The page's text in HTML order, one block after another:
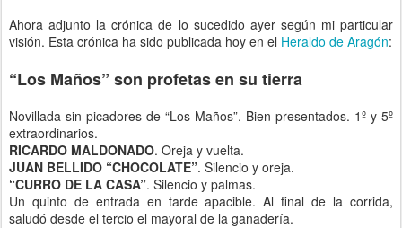
Ahora adjunto la crónica de lo sucedido ayer según mi particular
visión. Esta crónica ha sido publicada hoy en el Heraldo de Aragón:
“Los Maños” son profetas en su tierra
Novillada sin picadores de “Los Maños”. Bien presentados. 1º y 5º
extraordinarios.
RICARDO MALDONADO. Oreja y vuelta.
JUAN BELLIDO “CHOCOLATE”. Silencio y oreja.
“CURRO DE LA CASA”. Silencio y palmas.
Un quinto de entrada en tarde apacible. Al final de la corrida,
saludó desde el tercio el mayoral de la ganadería.